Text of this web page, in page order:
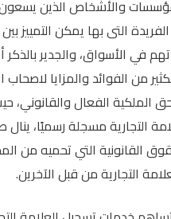
والأشخاص الذين
التى بها يمكن التمييز بين
في الأسواق، والجدير
من الفوائد والمزايا لاصحاب
الملكية الفعال والقانوني،
التجارية مسجلة رسميًا،
القانونية التي تحميه من
التجارية من قبل الآخرين.